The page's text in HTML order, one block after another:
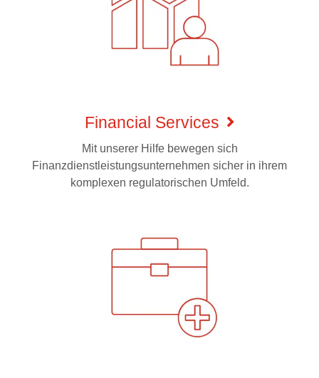
Financial Services
Mit unserer Hilfe bewegen sich
Finanzdienstleistungsunternehmen sicher in ihrem
komplexen regulatorischen Umfeld.